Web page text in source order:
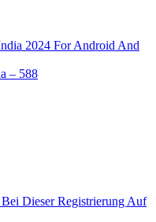
2024 For Android And
– 588
Dieser Registrierung Auf